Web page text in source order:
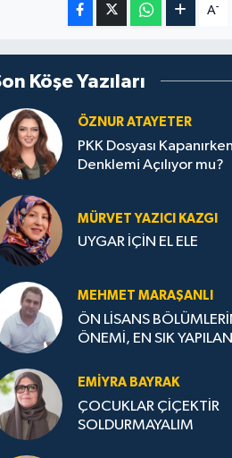
A-
Köşe Yazıları
ÖZNUR ATAYETER
PKK Dosyası
Denklemi Açılıyor mu?
MÜRVET YAZICI KAZGI
UYGAR İÇİN EL ELE
MEHMET MARAŞANLI
ÖN LİSANS
ÖNEMİ, EN SIK YAPILAN
STRATEJİLERİ
EMIYRA BAYRAK
ÇOCUKLAR ÇİÇEKTİR
SOLDURMAYALIM